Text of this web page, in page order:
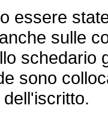
sulle
schedario
sono